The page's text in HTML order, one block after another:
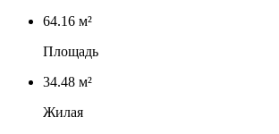
64.16 м²
Площадь
34.48 м²
Жилая